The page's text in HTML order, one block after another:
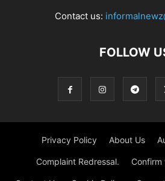
Contact us:
FOLLOW
Privacy Policy About Us
Complaint Redressal. Confirm